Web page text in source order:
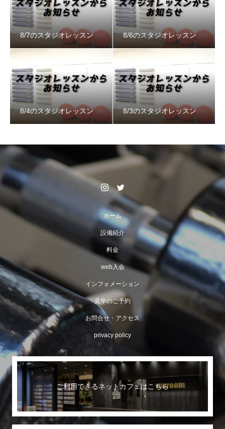
8/7のスタジオレッスン 8/6のスタジオレッスン
8/4のスタジオレッスン 8/3のスタジオレッスン
ホーム
設備紹介
料金
web入会
インフォメーション
見学のご予約
お問合せ・アクセス
privacy policy
ご利用できるネットカフェはこちら